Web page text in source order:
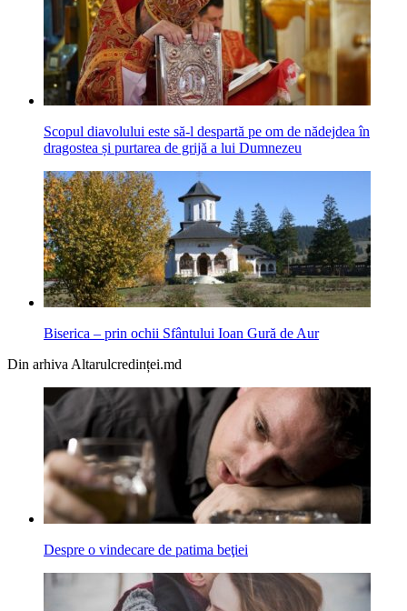
Scopul diavolului este să-l despartă pe om de nădejdea în
dragostea și purtarea de grijă a lui Dumnezeu
Biserica – prin ochii Sfântului Ioan Gură de Aur
Din arhiva Altarulcredinței.md
Despre o vindecare de patima beţiei